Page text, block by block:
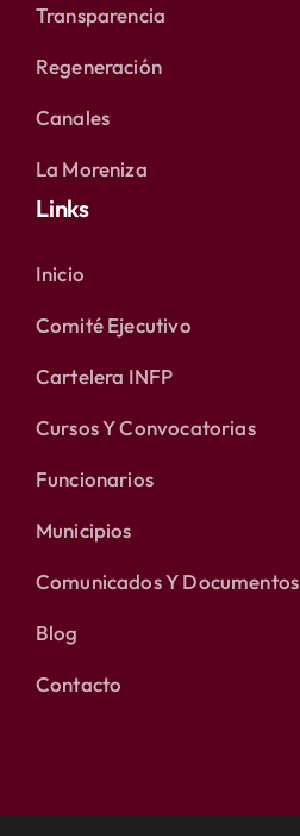
Transparencia
Regeneración
Canales
La Moreniza
Links
Inicio
Comité Ejecutivo
Cartelera INFP
Cursos Y Convocatorias
Funcionarios
Municipios
Comunicados Y Documentos
Blog
Contacto